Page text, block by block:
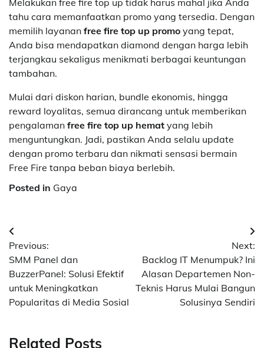
Melakukan free fire top up tidak harus mahal jika Anda
tahu cara memanfaatkan promo yang tersedia. Dengan
memilih layanan free fire top up promo yang tepat,
Anda bisa mendapatkan diamond dengan harga lebih
terjangkau sekaligus menikmati berbagai keuntungan
tambahan.
Mulai dari diskon harian, bundle ekonomis, hingga
reward loyalitas, semua dirancang untuk memberikan
pengalaman free fire top up hemat yang lebih
menguntungkan. Jadi, pastikan Anda selalu update
dengan promo terbaru dan nikmati sensasi bermain
Free Fire tanpa beban biaya berlebih.
Posted in Gaya
Navigasi
pos
Previous:
SMM Panel dan
BuzzerPanel: Solusi Efektif
untuk Meningkatkan
Popularitas di Media Sosial
Next:
Backlog IT Menumpuk? Ini
Alasan Departemen Non-
Teknis Harus Mulai Bangun
Solusinya Sendiri
Related Posts